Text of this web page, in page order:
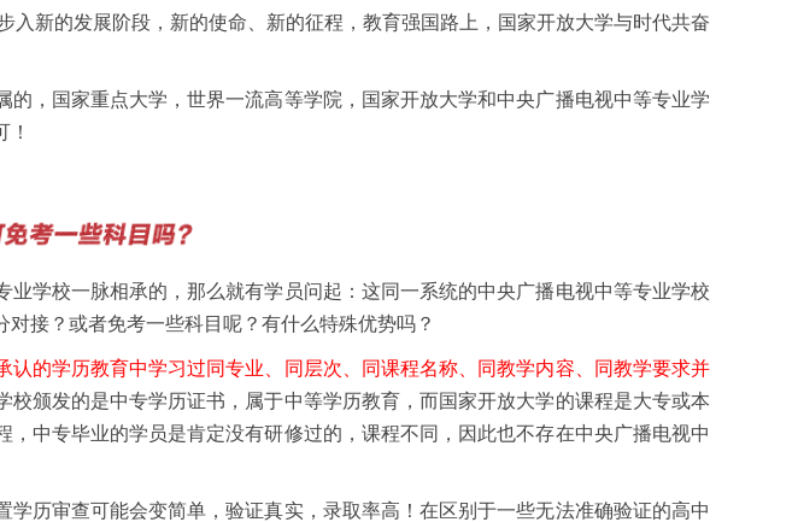
步入新的发展阶段，新的使命、新的征程，教育强国路上，国家开放大学与时代共奋
，国家重点大学，世界一流高等学院，国家开放大学和中央广播电视中等专业学
学校一脉相承的，那么就有学员问起：这同一系统的中央广播电视中等专业学校
接？或者免考一些科目呢？有什么特殊优势吗？
的学历教育中学习过同专业、同层次、同课程名称、同教学内容、同教学要求并
校颁发的是中专学历证书，属于中等学历教育，而国家开放大学的课程是大专或本
中专毕业的学员是肯定没有研修过的，课程不同，因此也不存在中央广播电视中
历审查可能会变简单，验证真实，录取率高！在区别于一些无法准确验证的高中